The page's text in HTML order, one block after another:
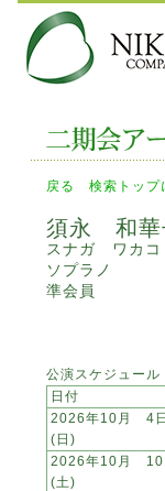
戻る 検索トップ
須永 和華
スナガ ワカコ
ソプラノ
準会員
公演スケジュール
日付
2026年10月 4日
(日)
2026年10月 10
(土)